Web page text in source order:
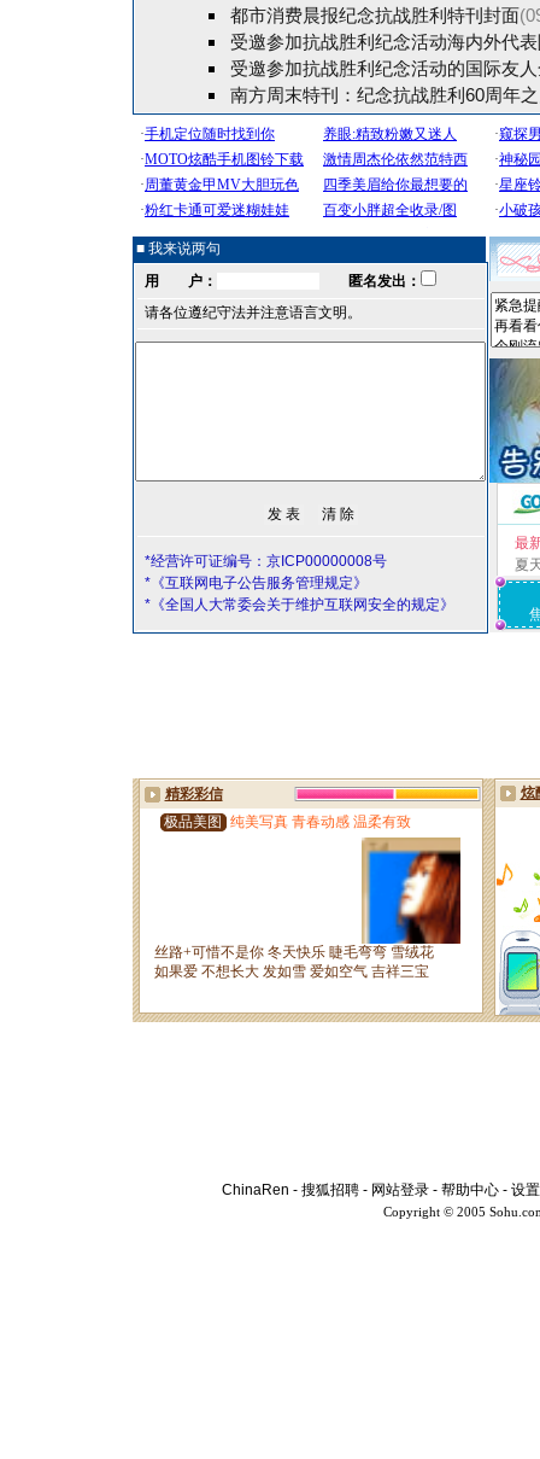
都市消费晨报纪念抗战胜利特刊封面
受邀参加抗战胜利纪念活动海内外代
受邀参加抗战胜利纪念活动的国际友
南方周末特刊：纪念抗战胜利60周年
■ 我来说两句
用 户：
匿名发出：
请各位遵纪守法并注意语言文明。
*经营许可证编号：京ICP00000008号
*《互联网电子公告服务管理规定》
*《全国人大常委会关于维护互联网安全的规定》
最
夏
ChinaRen - 搜狐招聘 - 网站登录 - 帮助中心 - 设
Copyright © 2005